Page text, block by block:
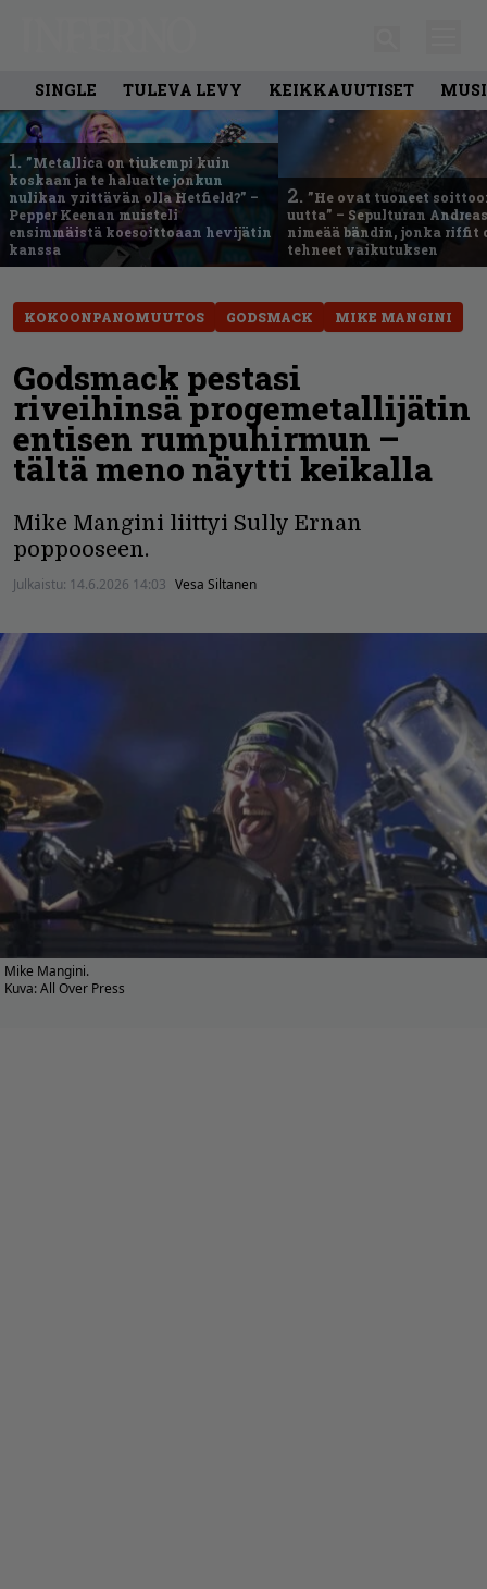
SINGLE TULEVA LEVY KEIKKAUUTISET
1. ”Metallica on tiukempi kuin
koskaan ja te haluatte jonkun
nulikan yrittävän olla Hetfield?” –
Pepper Keenan muisteli
ensimmäistä koesoittoaan hevijätin
kanssa
2. ”He ovat tuoneet
uutta” – Sepulturan
nimeää bändin, jonka riffit
tehneet vaikutuksen
KOKOONPANOMUUTOS GODSMACK MIKE MANGINI
Godsmack pestasi
riveihinsä progemetallijätin
entisen rumpuhirmun –
tältä meno näytti keikalla
Mike Mangini liittyi Sully Ernan
poppooseen.
Julkaistu: 14.6.2026 14:03 Vesa Siltanen
Mike Mangini.
Kuva: All Over Press